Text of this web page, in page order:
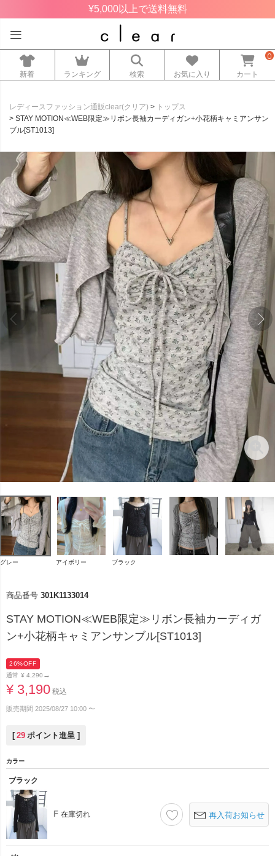
¥5,000以上で送料無料
新着 ランキング 検索 お気に入り カート
0
レディースファッション通販clear(クリア)
トップス
STAY MOTION≪WEB限定≫リボン長袖カーディガン+小花柄キャミアンサン
ブル[ST1013]
グレー アイボリー ブラック
商品番号 301K1133014
STAY MOTION≪WEB限定≫リボン長袖カーディガ
ン+小花柄キャミアンサンブル[ST1013]
26%OFF
通常 ¥ 4,290 →
¥ 3,190 税込
販売期間 2025/08/27 10:00 〜
[ 29 ポイント進呈 ]
カラー
ブラック
F 在庫切れ 再入荷お知らせ